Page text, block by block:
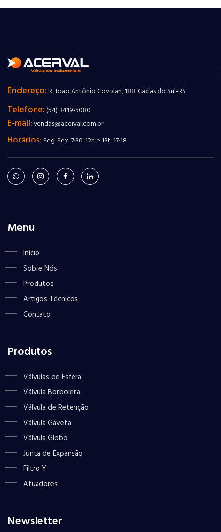
Endereço:R. João Antônio Covolan, 188. Caxias do Sul-RS
Telefone:(54) 3419-5080
E-mail:vendas@acerval.com.br
Horários: Seg-Sex: 7:30-12h e 13h-17:18
Menu
Início
Sobre Nós
Produtos
Artigos Técnicos
Contato
Produtos
Válvulas de Esfera
Válvula Borboleta
Válvula de Retenção
Válvula Gaveta
Válvula Globo
Junta de Expansão
Filtro Y
Atuadores
Newsletter